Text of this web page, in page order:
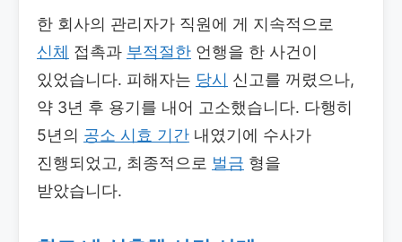
한 회사의 관리자가 직원에 게 지속적으로
신체 접촉과 부적절한 언행을 한 사건이
있었습니다. 피해자는 당시 신고를 꺼렸으나,
약 3년 후 용기를 내어 고소했습니다. 다행히
5년의 공소 시효 기간 내였기에 수사가
진행되었고, 최종적으로 벌금 형을
받았습니다.